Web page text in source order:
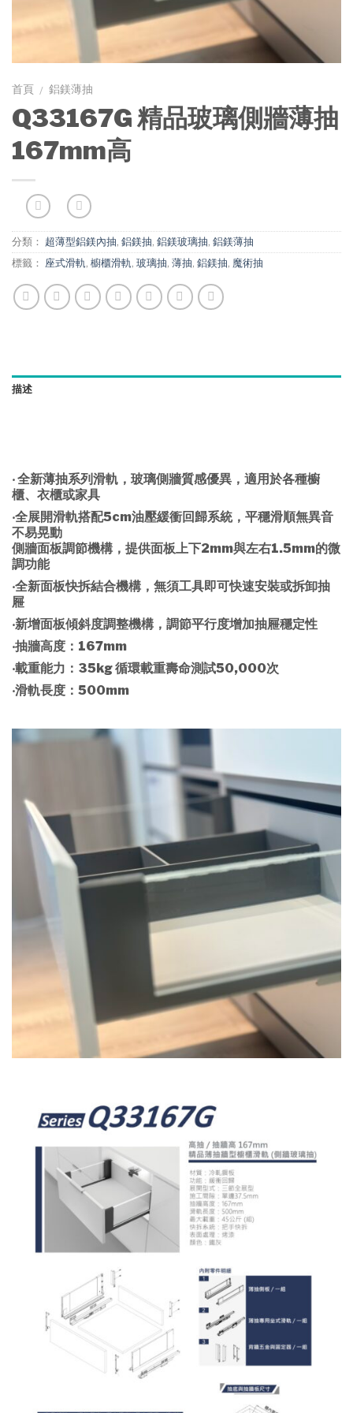
首頁 / 鋁鎂薄抽
Q33167G 精品玻璃側牆薄抽
167mm高
分類： 超薄型鋁鎂內抽, 鋁鎂抽, 鋁鎂玻璃抽, 鋁鎂薄抽
標籤： 座式滑軌, 櫥櫃滑軌, 玻璃抽, 薄抽, 鋁鎂抽, 魔術抽
描述
‧ 全新薄抽系列滑軌，玻璃側牆質感優異，適用於各種櫥
櫃、衣櫃或家具
‧全展開滑軌搭配5cm油壓緩衝回歸系統，平穩滑順無異音
不易晃動
側牆面板調節機構，提供面板上下2mm與左右1.5mm的微
調功能
‧全新面板快拆結合機構，無須工具即可快速安裝或拆卸抽
屜
‧新增面板傾斜度調整機構，調節平行度增加抽屜穩定性
‧抽牆高度：167mm
‧載重能力：35kg 循環載重壽命測試50,000次
‧滑軌長度：500mm